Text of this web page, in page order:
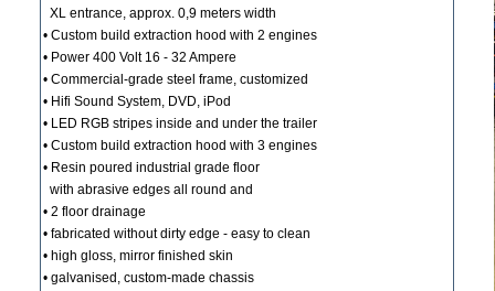
XL entrance, approx. 0,9 meters width
• Custom build extraction hood with 2 engines
• Power 400 Volt 16 - 32 Ampere
• Commercial-grade steel frame, customized
• Hifi Sound System, DVD, iPod
• LED RGB stripes inside and under the trailer
• Custom build extraction hood with 3 engines
• Resin poured industrial grade floor
with abrasive edges all round and
• 2 floor drainage
• fabricated without dirty edge - easy to clean
• high gloss, mirror finished skin
• galvanised, custom-made chassis